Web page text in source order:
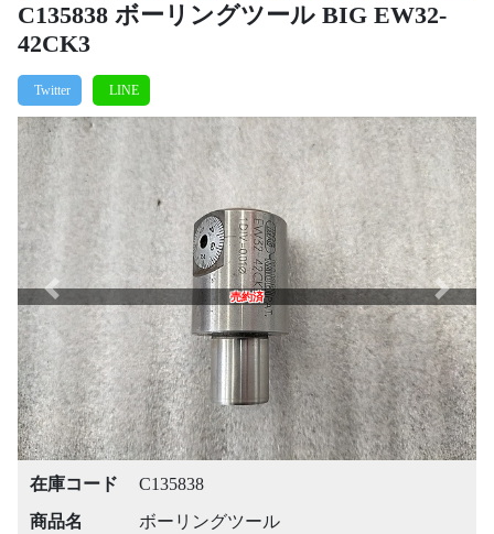
C135838 ボーリングツール BIG EW32-
42CK3
売約済
Previous Next
在庫コード
C135838
商品名
ボーリングツール